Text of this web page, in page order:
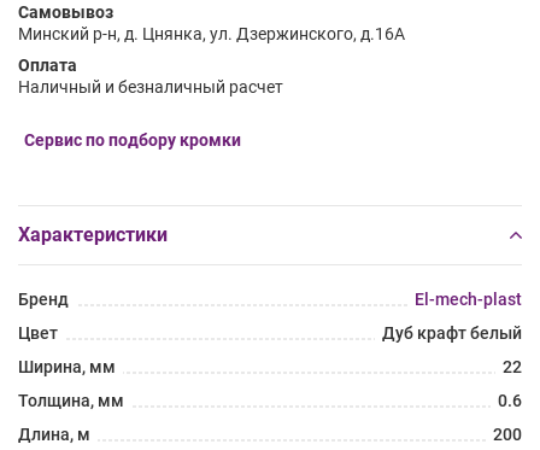
Самовывоз
Минский р-н, д. Цнянка, ул. Дзержинского, д.16А
Оплата
Наличный и безналичный расчет
Сервис по подбору кромки
Характеристики
Бренд
El-mech-plast
Цвет
Дуб крафт белый
Ширина, мм
22
Толщина, мм
0.6
Длина, м
200